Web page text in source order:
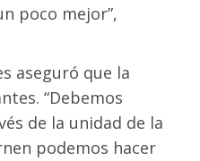
poco mejor”,
aseguró que la
“Debemos
de la unidad de la
podemos hacer